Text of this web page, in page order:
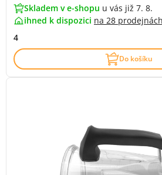
Skladem v e-shopu u vás již 7. 8.
ihned k dispozici na 28 prodejnách
4
Do košíku